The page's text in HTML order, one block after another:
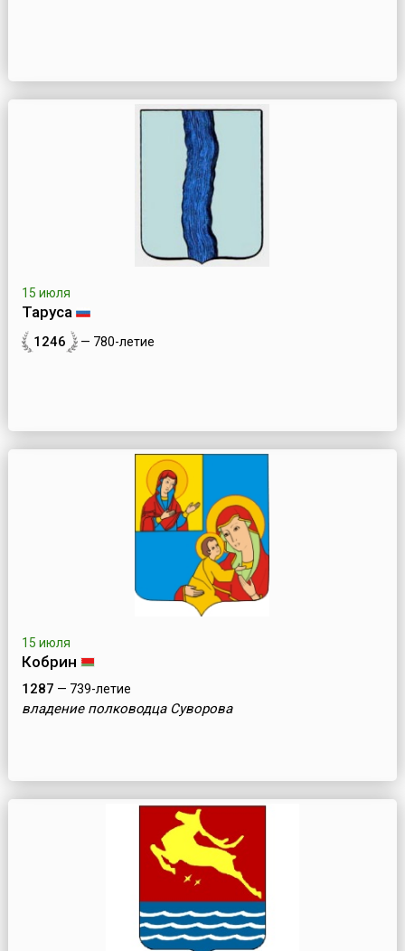
15 июля
Таруса
1246 — 780-летие
15 июля
Кобрин
1287 — 739-летие
владение полководца Суворова